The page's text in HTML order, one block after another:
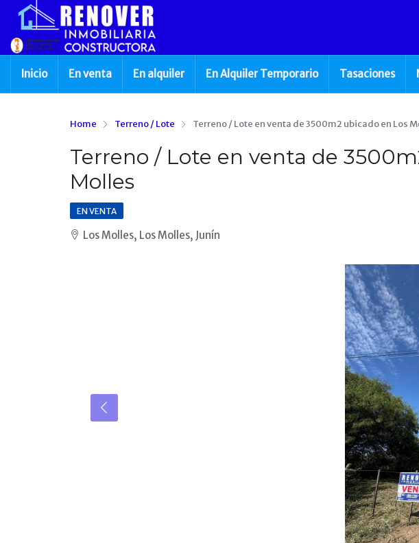
Inicio En venta En alquiler En Alquiler Temporario Tasaciones
Home Terreno / Lote Terreno / Lote en venta de 3500m2 ubicado en Los
Terreno / Lote en venta de
Molles
EN VENTA
Los Molles, Los Molles, Junín